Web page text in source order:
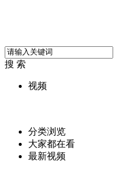
搜 索
视频
分类浏览
大家都在看
最新视频